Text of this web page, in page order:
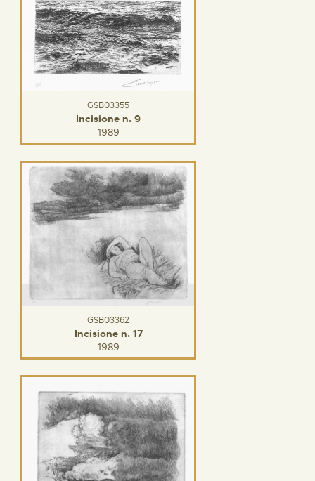
GSB03355
Incisione n. 9
1989
GSB03362
Incisione n. 17
1989